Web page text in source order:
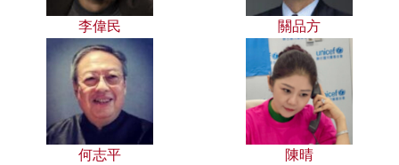
李偉民 關品方
何志平 陳晴